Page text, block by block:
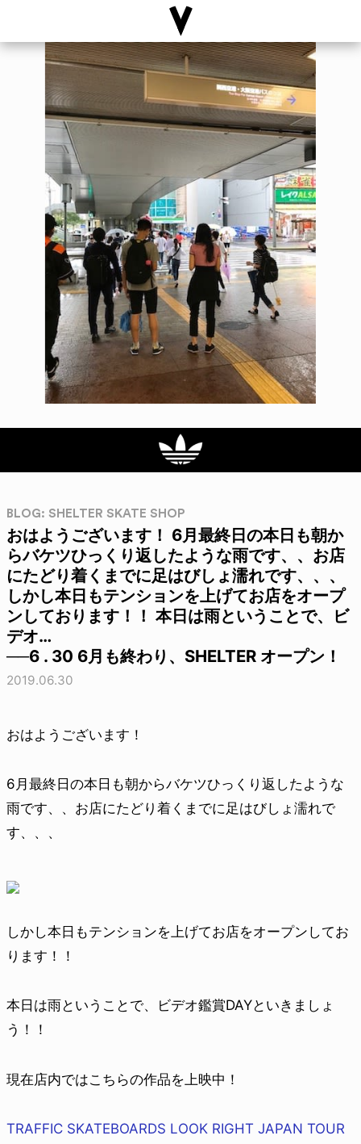
BLOG: SHELTER SKATE SHOP
おはようございます！ 6月最終日の本日も朝か
らバケツひっくり返したような雨です、、お店
にたどり着くまでに足はびしょ濡れです、、、
しかし本日もテンションを上げてお店をオープ
ンしております！！ 本日は雨ということで、ビ
デオ…
──6 . 30 6月も終わり、SHELTER オープン！
2019.06.30
おはようございます！
6月最終日の本日も朝からバケツひっくり返したような
雨です、、お店にたどり着くまでに足はびしょ濡れで
す、、、
しかし本日もテンションを上げてお店をオープンしてお
ります！！
本日は雨ということで、ビデオ鑑賞DAYといきましょ
う！！
現在店内ではこちらの作品を上映中！
TRAFFIC SKATEBOARDS LOOK RIGHT JAPAN TOUR